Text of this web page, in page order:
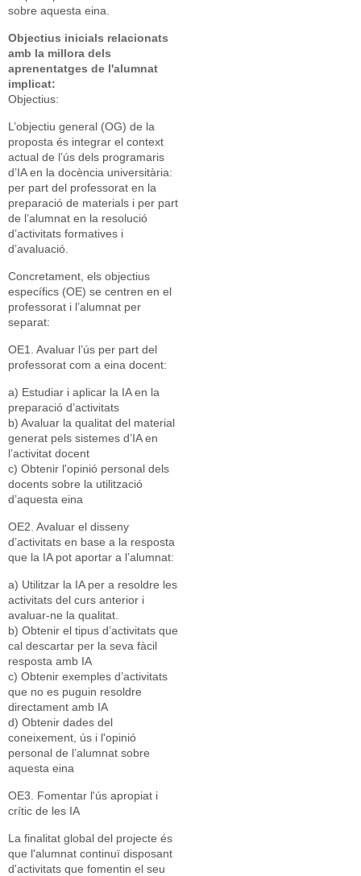
sobre aquesta eina.
Objectius inicials relacionats
amb la millora dels
aprenentatges de l'alumnat
implicat:
Objectius:
L’objectiu general (OG) de la
proposta és integrar el context
actual de l’ús dels programaris
d’IA en la docència universitària:
per part del professorat en la
preparació de materials i per part
de l’alumnat en la resolució
d’activitats formatives i
d’avaluació.
Concretament, els objectius
específics (OE) se centren en el
professorat i l’alumnat per
separat:
OE1. Avaluar l’ús per part del
professorat com a eina docent:
a) Estudiar i aplicar la IA en la
preparació d’activitats
b) Avaluar la qualitat del material
generat pels sistemes d’IA en
l’activitat docent
c) Obtenir l'opinió personal dels
docents sobre la utilització
d’aquesta eina
OE2. Avaluar el disseny
d’activitats en base a la resposta
que la IA pot aportar a l’alumnat:
a) Utilitzar la IA per a resoldre les
activitats del curs anterior i
avaluar-ne la qualitat.
b) Obtenir el tipus d’activitats que
cal descartar per la seva fàcil
resposta amb IA
c) Obtenir exemples d’activitats
que no es puguin resoldre
directament amb IA
d) Obtenir dades del
coneixement, ús i l'opinió
personal de l’alumnat sobre
aquesta eina
OE3. Fomentar l'ús apropiat i
crític de les IA
La finalitat global del projecte és
que l'alumnat continuï disposant
d'activitats que fomentin el seu